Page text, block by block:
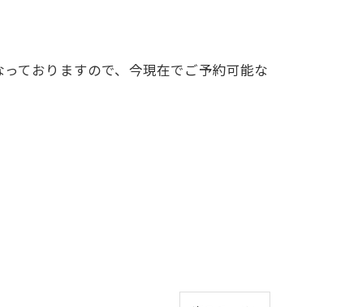
ておりますので、今現在でご予約可能な